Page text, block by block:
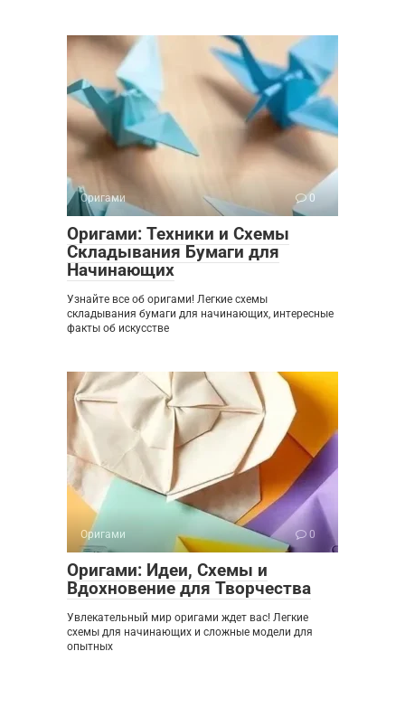
Оригами 0
Оригами: Техники и Схемы
Складывания Бумаги для
Начинающих
Узнайте все об оригами! Легкие схемы
складывания бумаги для начинающих, интересные
факты об искусстве
Оригами 0
Оригами: Идеи, Схемы и
Вдохновение для Творчества
Увлекательный мир оригами ждет вас! Легкие
схемы для начинающих и сложные модели для
опытных